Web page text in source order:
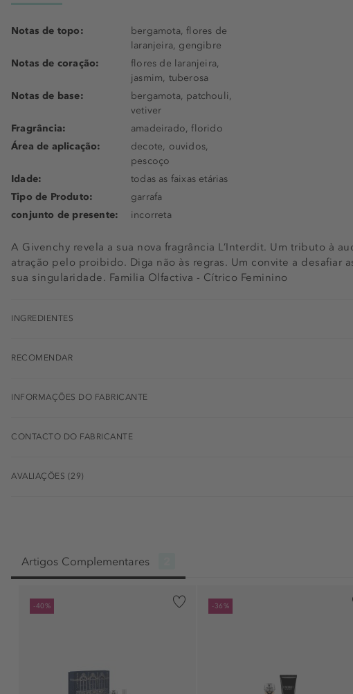
A Givenchy revela a sua nova fragrância L’Interdit. Um tributo à
atração pelo proibido. Diga não às regras. Um convite a desafiar
sua singularidade. Familia Olfactiva - Cítrico Feminino
Notas de topo:
bergamota, flores de
laranjeira, gengibre
Notas de coração:
flores de laranjeira,
jasmim, tuberosa
Notas de base:
bergamota, patchouli,
vetiver
Fragrância:
amadeirado, florido
Área de aplicação:
decote, ouvidos,
pescoço
Idade:
todas as faixas etárias
Tipo de Produto:
garrafa
conjunto de presente:
incorreta
INGREDIENTES
RECOMENDAR
INFORMAÇÕES DO FABRICANTE
CONTACTO DO FABRICANTE
AVALIAÇÕES (29)
Artigos Complementares
-40% -36%